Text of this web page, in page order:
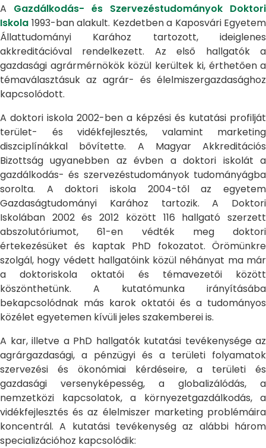
A Gazdálkodás- és Szervezéstudományok Doktori
Iskola 1993-ban alakult. Kezdetben a Kaposvári Egyetem
Állattudományi Karához tartozott, ideiglenes
akkreditációval rendelkezett. Az első hallgatók a
gazdasági agrármérnökök közül kerültek ki, érthetően a
témaválasztásuk az agrár- és élelmiszergazdasághoz
kapcsolódott.
A doktori iskola 2002-ben a képzési és kutatási profilját
terület- és vidékfejlesztés, valamint marketing
diszciplínákkal bővítette. A Magyar Akkreditációs
Bizottság ugyanebben az évben a doktori iskolát a
gazdálkodás- és szervezéstudományok tudományágba
sorolta. A doktori iskola 2004-től az egyetem
Gazdaságtudományi Karához tartozik. A Doktori
Iskolában 2002 és 2012 között 116 hallgató szerzett
abszolutóriumot, 61-en védték meg doktori
értekezésüket és kaptak PhD fokozatot. Örömünkre
szolgál, hogy védett hallgatóink közül néhányat ma már
a doktoriskola oktatói és témavezetői között
köszönthetünk. A kutatómunka irányításába
bekapcsolódnak más karok oktatói és a tudományos
közélet egyetemen kívüli jeles szakemberei is.
A kar, illetve a PhD hallgatók kutatási tevékenysége az
agrárgazdasági, a pénzügyi és a területi folyamatok
szervezési és ökonómiai kérdéseire, a területi és
gazdasági versenyképesség, a globalizálódás, a
nemzetközi kapcsolatok, a környezetgazdálkodás, a
vidékfejlesztés és az élelmiszer marketing problémáira
koncentrál. A kutatási tevékenység az alábbi három
specializációhoz kapcsolódik: